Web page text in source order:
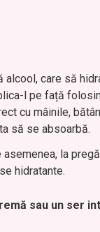
alcool, care să
l pe față
cu mâinile,
să se absoarbă.
asemenea, la
hidratante.
sau un ser